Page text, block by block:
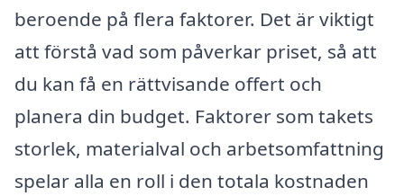
beroende på flera faktorer. Det är viktigt
att förstå vad som påverkar priset, så att
du kan få en rättvisande offert och
planera din budget. Faktorer som takets
storlek, materialval och arbetsomfattning
spelar alla en roll i den totala kostnaden